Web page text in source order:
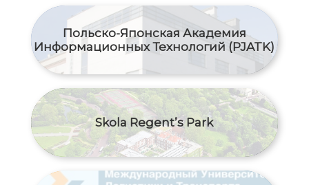
Польско-Японская Академия
Информационных Технологий (PJATK)
Skola Regent’s Park